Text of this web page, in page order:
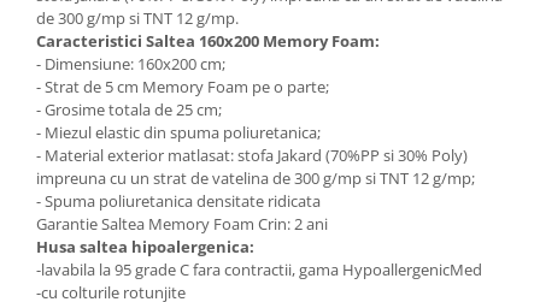
de 300 g/mp si TNT 12 g/mp.
Caracteristici Saltea 160x200 Memory Foam:
- Dimensiune: 160x200 cm;
- Strat de 5 cm Memory Foam pe o parte;
- Grosime totala de 25 cm;
- Miezul elastic din spuma poliuretanica;
- Material exterior matlasat: stofa Jakard (70%PP si 30% Poly)
impreuna cu un strat de vatelina de 300 g/mp si TNT 12 g/mp;
- Spuma poliuretanica densitate ridicata
Garantie Saltea Memory Foam Crin: 2 ani
Husa saltea hipoalergenica:
-lavabila la 95 grade C fara contractii, gama HypoallergenicMed
-cu colturile rotunjite